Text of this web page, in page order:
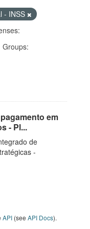
- INSS
Groups:
em
- Pl...
de
-
API (see API Docs).